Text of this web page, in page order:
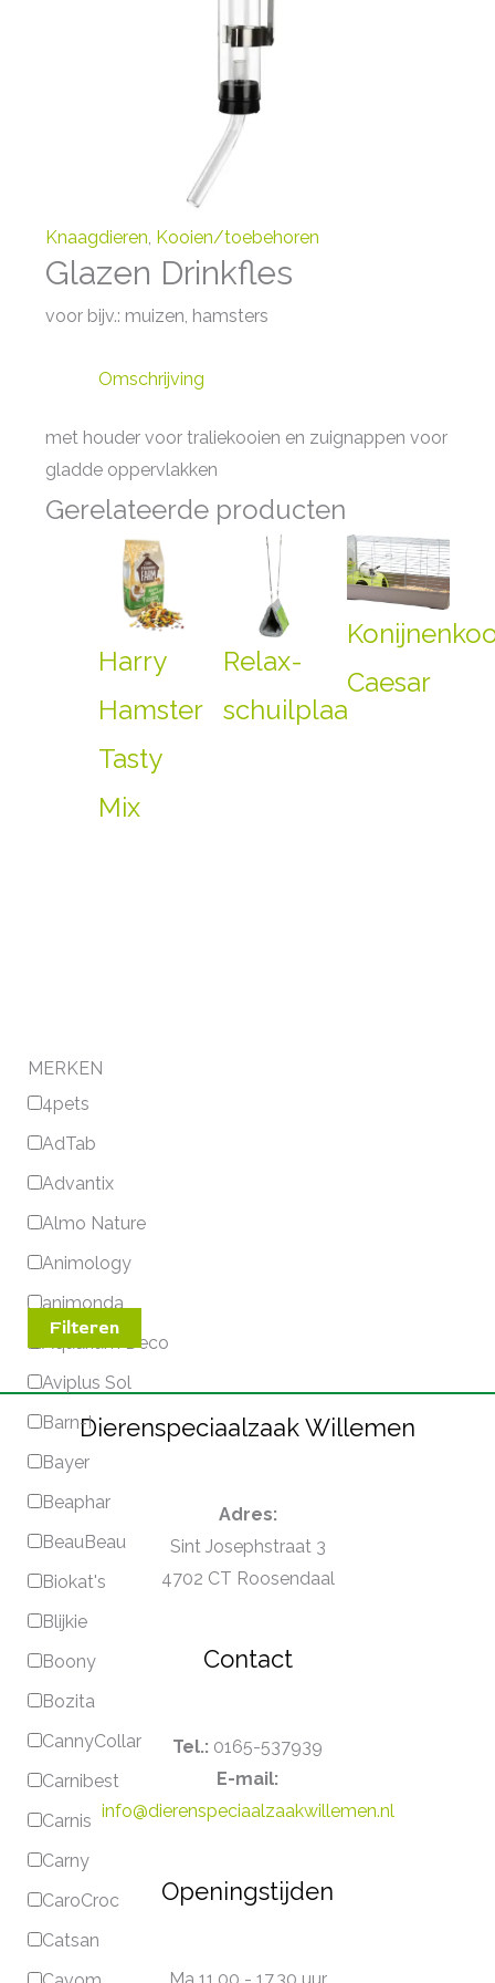
Knaagdieren, Kooien/toebehoren
Glazen Drinkfles
voor bijv.: muizen, hamsters
Omschrijving
met houder voor traliekooien en zuignappen voor
gladde oppervlakken
Gerelateerde producten
Harry
Hamster
Tasty
Mix
Relax-
schuilplaats
Caesar
MERKEN
4pets
AdTab
Advantix
Almo Nature
Animology
animonda
Aquarium Deco
Aviplus Sol
Barn-I
Bayer
Beaphar
BeauBeau
Biokat's
Blijkie
Boony
Bozita
CannyCollar
Carnibest
Carnis
Carny
CaroCroc
Catsan
Filteren
Dierenspeciaalzaak Willemen
Adres:
Sint Josephstraat 3
4702 CT Roosendaal
Contact
Tel.: 0165-537939
E-mail:
info@dierenspeciaalzaakwillemen.nl
Openingstijden